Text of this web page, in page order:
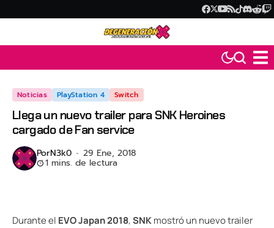
Noticias PlayStation 4 Switch
Llega un nuevo trailer para SNK Heroines
cargado de Fan service
PorN3k0 29 Ene, 2018
1 mins. de lectura
Durante el EVO Japan 2018,SNKmostró un nuevo trailer